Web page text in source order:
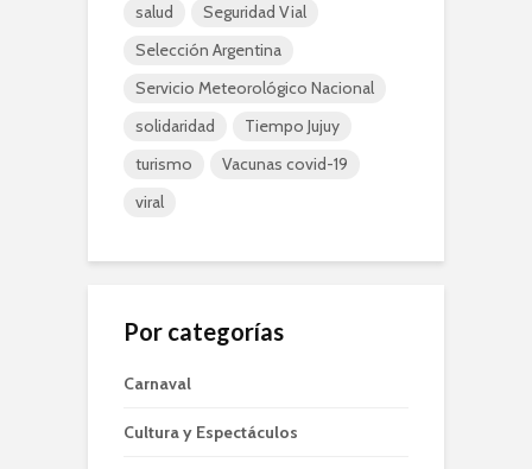
salud
Seguridad Vial
Selección Argentina
Servicio Meteorológico Nacional
solidaridad
Tiempo Jujuy
turismo
Vacunas covid-19
viral
Por categorías
Carnaval
Cultura y Espectáculos